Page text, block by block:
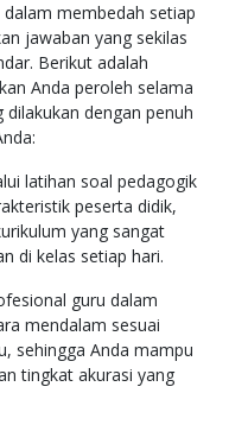
membedah setiap
jawaban yang sekilas
Berikut adalah
Anda peroleh selama
dengan penuh
latihan soal pedagogik
peserta didik,
yang sangat
di kelas setiap hari.
guru dalam
mendalam sesuai
sehingga Anda mampu
tingkat akurasi yang